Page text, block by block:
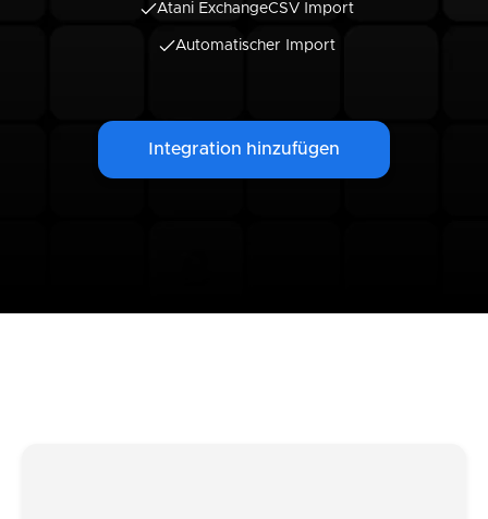
Atani ExchangeCSV Import
Automatischer Import
Integration hinzufügen